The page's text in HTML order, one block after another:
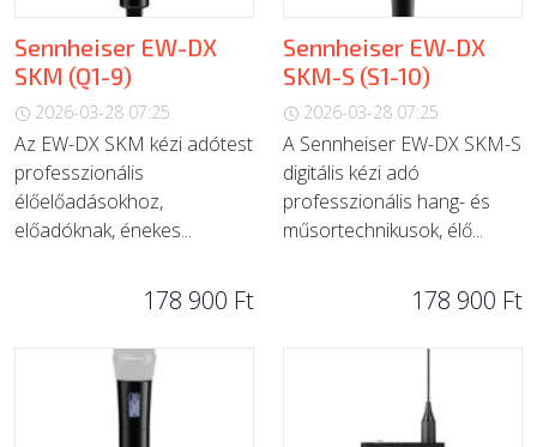
Sennheiser EW-DX
SKM (Q1-9)
2026-03-28 07:25
Az EW-DX SKM kézi adótest
professzionális
élőelőadásokhoz,
előadóknak, énekes...
178 900 Ft
Sennheiser EW-DX
SKM-S (S1-10)
2026-03-28 07:25
A Sennheiser EW-DX SKM-S
digitális kézi adó
professzionális hang- és
műsortechnikusok, élő...
178 900 Ft